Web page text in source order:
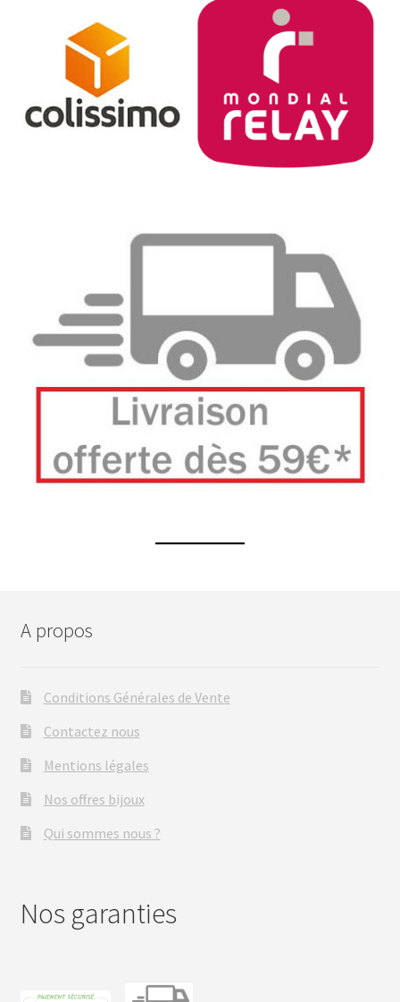
A propos
Conditions Générales de Vente
Contactez nous
Mentions légales
Nos offres bijoux
Qui sommes nous ?
Nos garanties